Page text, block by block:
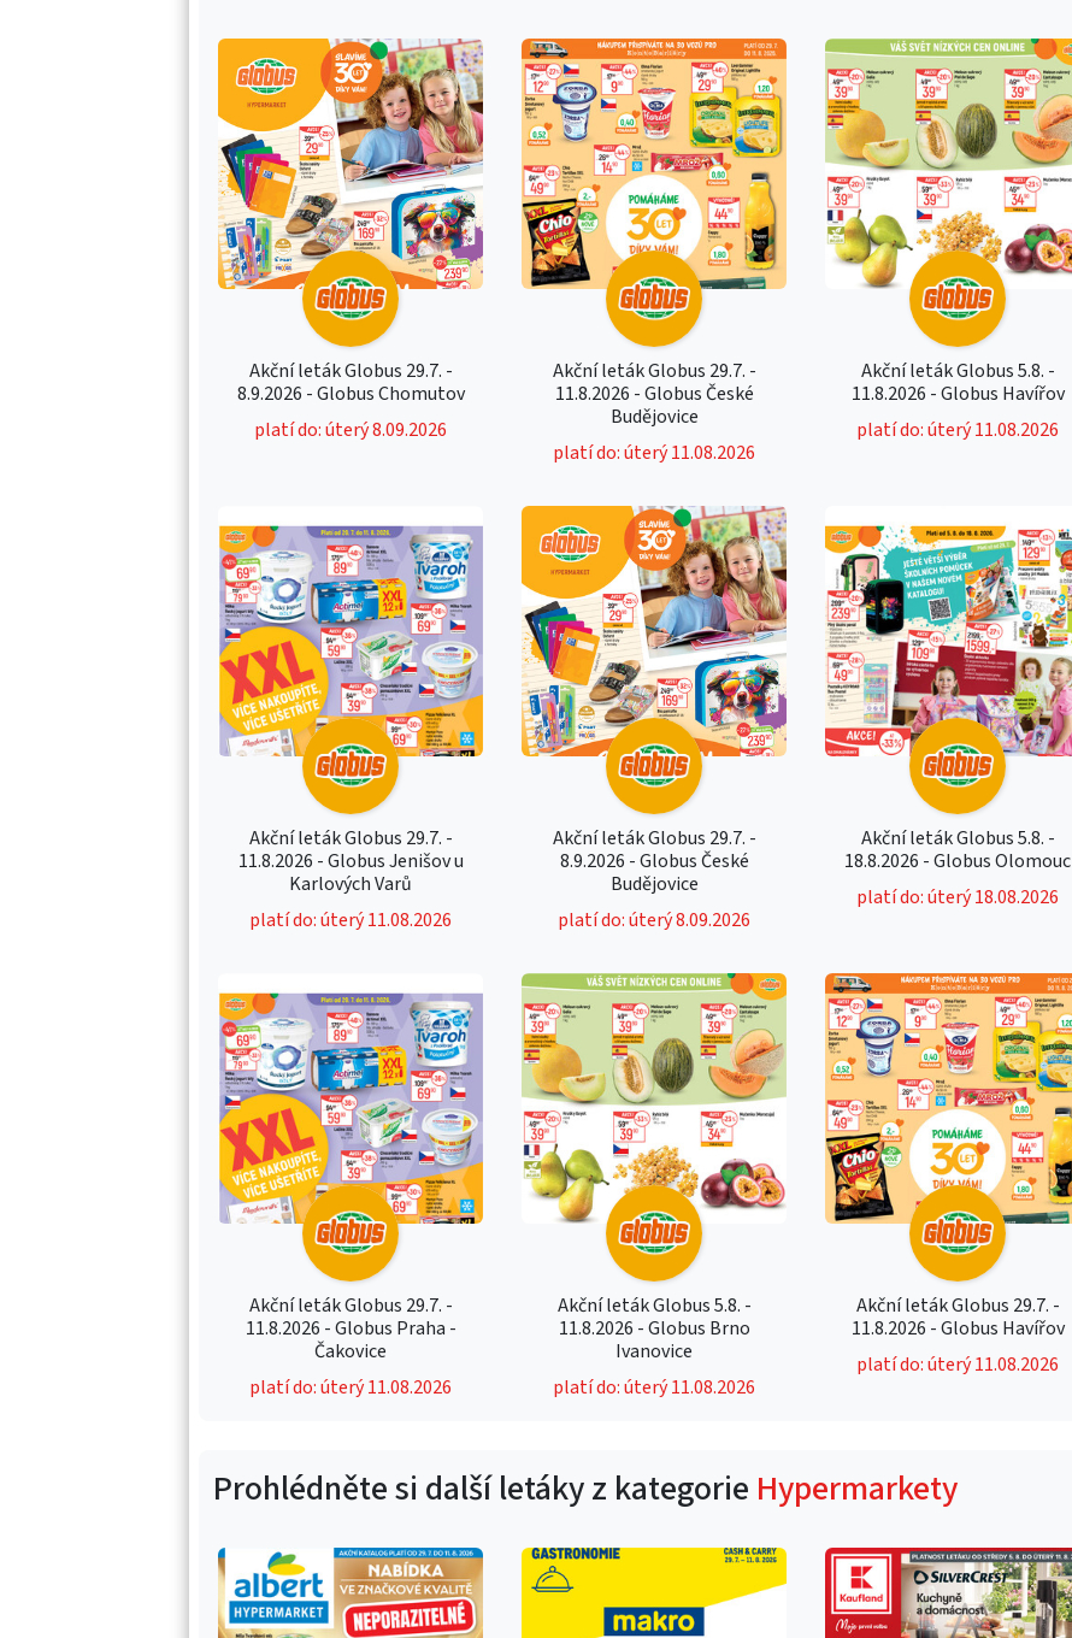
Akční leták Globus 29.7. -
8.9.2026 - Globus Chomutov
platí do: úterý 8.09.2026
Akční leták Globus 29.7. -
11.8.2026 - Globus České
Budějovice
platí do: úterý 11.08.2026
Akční leták Globus 5.8. -
11.8.2026 - Globus Havířov
platí do: úterý 11.08.2026
Akční leták Globus 29.7. -
11.8.2026 - Globus Jenišov u
Karlových Varů
platí do: úterý 11.08.2026
Akční leták Globus 29.7. -
8.9.2026 - Globus České
Budějovice
platí do: úterý 8.09.2026
Akční leták Globus 5.8. -
18.8.2026 - Globus Olomouc
platí do: úterý 18.08.2026
Akční leták Globus 29.7. -
11.8.2026 - Globus Praha -
Čakovice
platí do: úterý 11.08.2026
Akční leták Globus 5.8. -
11.8.2026 - Globus Brno
Ivanovice
platí do: úterý 11.08.2026
Akční leták Globus 29.7. -
11.8.2026 - Globus Havířov
platí do: úterý 11.08.2026
Prohlédněte si další letáky z kategorie Hypermarkety